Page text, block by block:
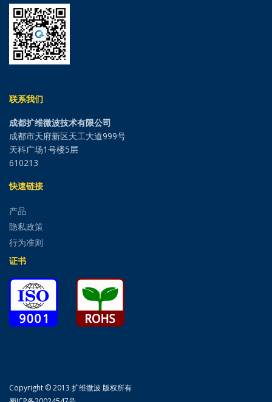
联系我们
成都扩维微波技术有限公司
成都市天府新区天工大道999号
天科广场1号楼5层
610213
快速链接
产品
隐私政策
行为准则
证书
Copyright © 2013 扩维微波 版权所有